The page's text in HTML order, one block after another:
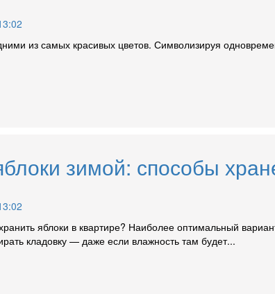
из самых красивых цветов. Символизируя
зимой: способы
яблоки в квартире? Наиболее оптимальный
кладовку — даже если влажность там будет...